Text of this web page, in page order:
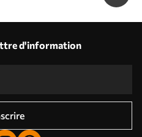
d'information